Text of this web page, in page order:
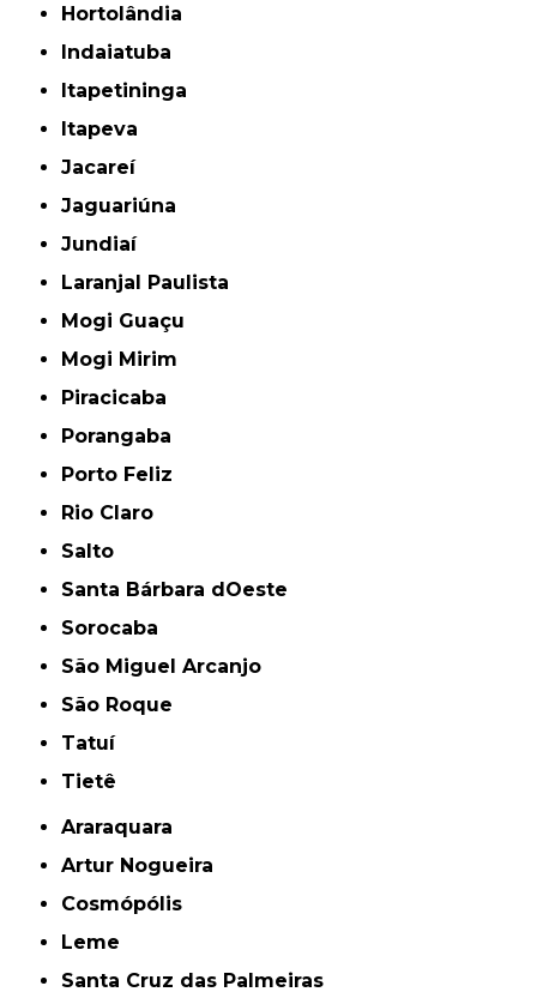
Hortolândia
Indaiatuba
Itapetininga
Itapeva
Jacareí
Jaguariúna
Jundiaí
Laranjal Paulista
Mogi Guaçu
Mogi Mirim
Piracicaba
Porangaba
Porto Feliz
Rio Claro
Salto
Santa Bárbara dOeste
Sorocaba
São Miguel Arcanjo
São Roque
Tatuí
Tietê
Araraquara
Artur Nogueira
Cosmópólis
Leme
Santa Cruz das Palmeiras